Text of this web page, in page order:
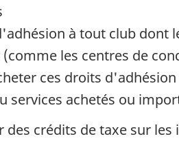
à tout club dont
les centres de
ces droits
services achetés ou
des crédits de taxe sur